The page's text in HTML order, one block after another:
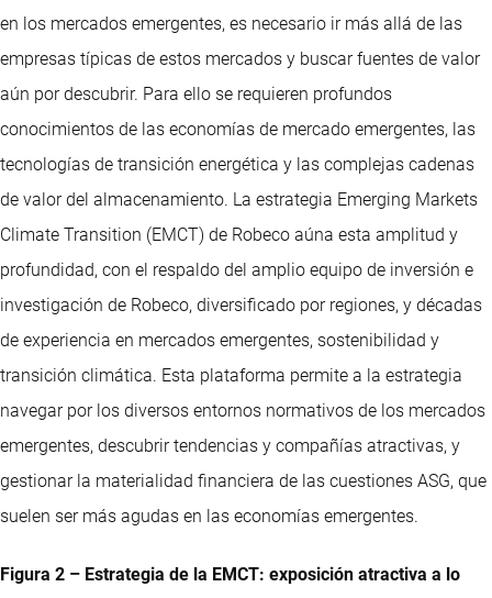
en los mercados emergentes, es necesario ir más allá de las
empresas típicas de estos mercados y buscar fuentes de valor
aún por descubrir. Para ello se requieren profundos
conocimientos de las economías de mercado emergentes, las
tecnologías de transición energética y las complejas cadenas
de valor del almacenamiento. La estrategia Emerging Markets
Climate Transition (EMCT) de Robeco aúna esta amplitud y
profundidad, con el respaldo del amplio equipo de inversión e
investigación de Robeco, diversificado por regiones, y décadas
de experiencia en mercados emergentes, sostenibilidad y
transición climática. Esta plataforma permite a la estrategia
navegar por los diversos entornos normativos de los mercados
emergentes, descubrir tendencias y compañías atractivas, y
gestionar la materialidad financiera de las cuestiones ASG, que
suelen ser más agudas en las economías emergentes.
Figura 2 – Estrategia de la EMCT: exposición atractiva a lo